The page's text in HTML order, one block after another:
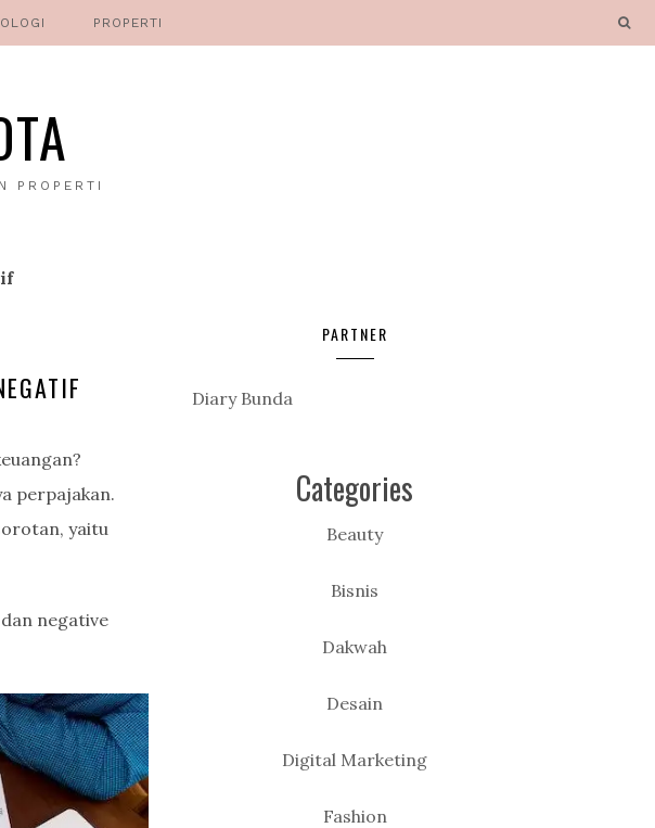
PROPERTI
PROPERTI
perpajakan.
yaitu
negative
PARTNER
Diary Bunda
Categories
Beauty
Bisnis
Dakwah
Desain
Digital Marketing
Fashion